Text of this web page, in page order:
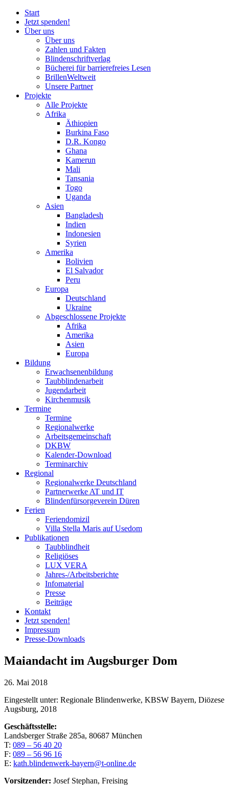
Start
Jetzt spenden!
Über uns
Über uns
Zahlen und Fakten
Blindenschriftverlag
Bücherei fürbarrierefreies Lesen
BrillenWeltweit
Unsere Partner
Projekte
Alle Projekte
Afrika
Äthiopien
Burkina Faso
D.R. Kongo
Ghana
Kamerun
Mali
Tansania
Togo
Uganda
Asien
Bangladesh
Indien
Indonesien
Syrien
Amerika
Bolivien
El Salvador
Peru
Europa
Deutschland
Ukraine
Abgeschlossene Projekte
Afrika
Amerika
Asien
Europa
Bildung
Erwachsenenbildung
Taubblindenarbeit
Jugendarbeit
Kirchenmusik
Termine
Termine
Regionalwerke
Arbeitsgemeinschaft
DKBW
Kalender-Download
Terminarchiv
Regional
Regionalwerke Deutschland
Partnerwerke AT und IT
Blindenfürsorgeverein Düren
Ferien
Feriendomizil
Villa Stella Maris auf Usedom
Publikationen
Taubblindheit
Religiöses
LUX VERA
Jahres-/​Arbeitsberichte
Infomaterial
Presse
Beiträge
Kontakt
Jetzt spenden!
Impressum
Presse-Downloads
Maiandacht im Augsburger Dom
26. Mai 2018
Eingestellt unter: Regionale Blindenwerke, KBSW Bayern, Diözese
Augsburg, 2018
Geschäftsstelle:
Landsberger Straße 285a, 80687 München
T: 089 – 56 40 20
F: 089 – 56 96 16
E: kath.blindenwerk-bayern@t-online.de
Vorsitzender: Josef Stephan, Freising